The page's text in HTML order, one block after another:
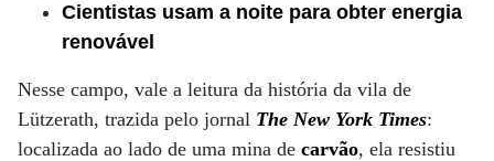
Cientistas usam a noite para obter energia
renovável
Nesse campo, vale a leitura da história da vila de
Lützerath, trazida pelo jornal The New York Times:
localizada ao lado de uma mina de carvão, ela resistiu